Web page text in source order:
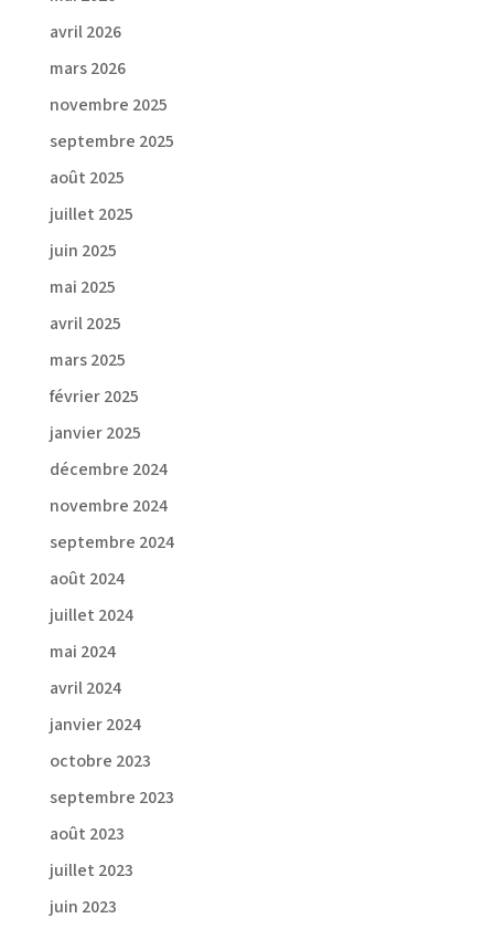
avril 2026
mars 2026
novembre 2025
septembre 2025
août 2025
juillet 2025
juin 2025
mai 2025
avril 2025
mars 2025
février 2025
janvier 2025
décembre 2024
novembre 2024
septembre 2024
août 2024
juillet 2024
mai 2024
avril 2024
janvier 2024
octobre 2023
septembre 2023
août 2023
juillet 2023
juin 2023